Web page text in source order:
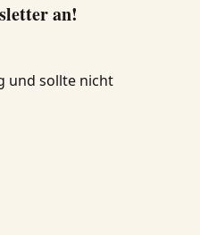
an!
und sollte nicht